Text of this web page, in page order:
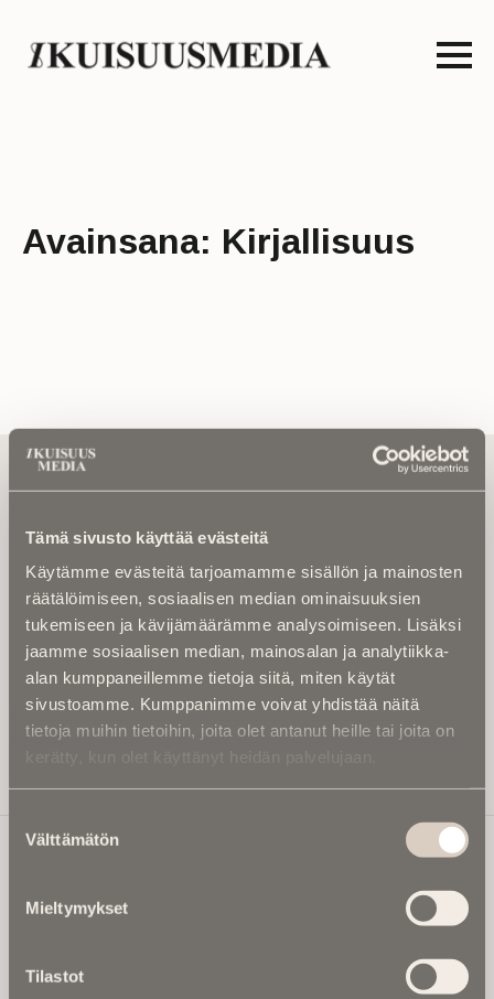
Tämä sivusto käyttää evästeitä
Käytämme evästeitä tarjoamamme sisällön ja mainosten
räätälöimiseen, sosiaalisen median ominaisuuksien
tukemiseen ja kävijämäärämme analysoimiseen. Lisäksi
jaamme sosiaalisen median, mainosalan ja analytiikka-
alan kumppaneillemme tietoja siitä, miten käytät
sivustoamme. Kumppanimme voivat yhdistää näitä
tietoja muihin tietoihin, joita olet antanut heille tai joita on
kerätty, kun olet käyttänyt heidän palvelujaan.
valinta
Välttämätön
Mieltymykset
Tilastot
Avainsana: Kirjallisuus
Tilaa uutiskirje - Pääset heti parhaiden
artikkelien pariin!
Kirjoita alle sähköpostiosoitteesi niin saat kaksi kertaa
etteivät kiinnostavat artikkelit jää huomaamatta.
Uutiskirje on maksuton eikä se velvoita mihinkään.
Kirjoita tähän sähköpostiosoite, johon haluat uutiskirjeen
tulevan:
Tilaa Uutiskirje
Ikuisuusmedia
valtakunnallinen mediabrändi. Julkaisemme uusimmat
kuolinuutiset ja kuolintiedot.